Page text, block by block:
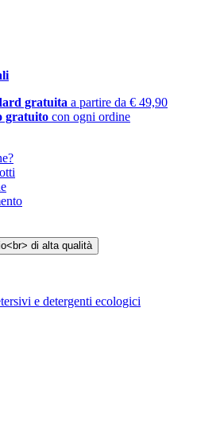
gratuita a partire da € 49,90
gratuito con ogni ordine
e detergenti ecologici